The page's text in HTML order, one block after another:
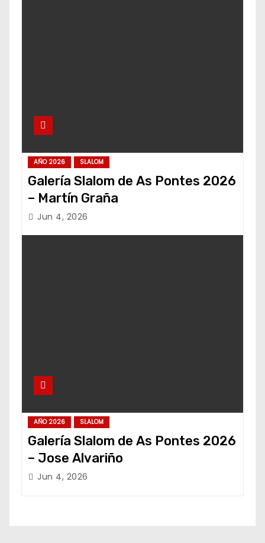
AÑO 2026 SLALOM
Galería Slalom de As Pontes 2026
– Martín Graña
Jun 4, 2026
AÑO 2026 SLALOM
Galería Slalom de As Pontes 2026
– Jose Alvariño
Jun 4, 2026